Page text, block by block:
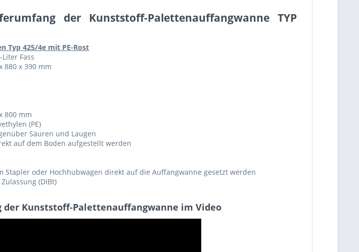
der Kunststoff-Palettenauffangwanne TYP
Typ 425/4e mit PE-Rost
Fass
880 x 390 mm
800 mm
(PE)
Säuren und Laugen
auf dem Boden aufgestellt werden
Stapler oder Hochhubwagen direkt auf die Auffangwanne gesetzt werden
(DIBt)
der Kunststoff-Palettenauffangwanne im Video